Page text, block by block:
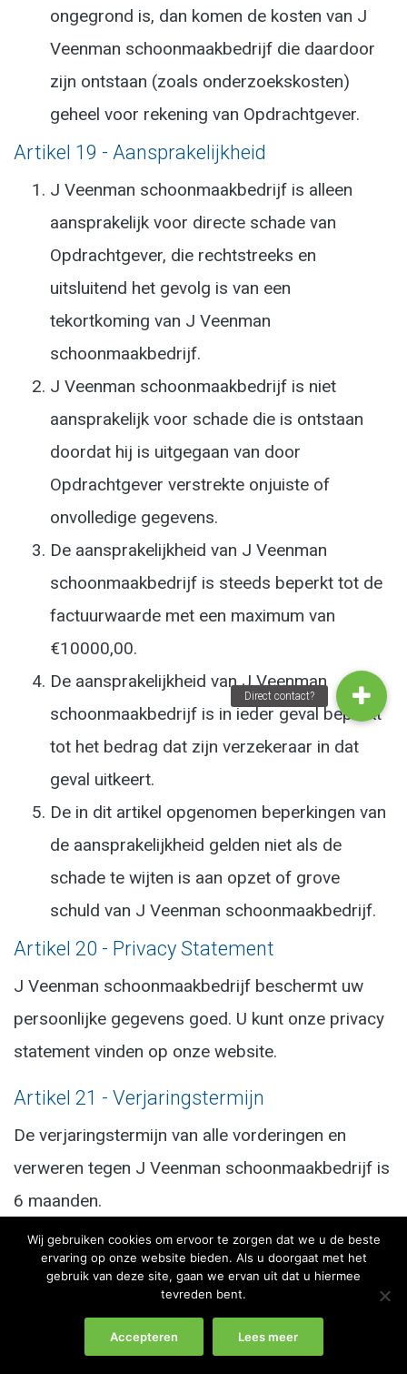
ongegrond is, dan komen de kosten van J
Veenman schoonmaakbedrijf die daardoor
zijn ontstaan (zoals onderzoekskosten)
geheel voor rekening van Opdrachtgever.
Artikel 19 - Aansprakelijkheid
J Veenman schoonmaakbedrijf is alleen
aansprakelijk voor directe schade van
Opdrachtgever, die rechtstreeks en
uitsluitend het gevolg is van een
tekortkoming van J Veenman
schoonmaakbedrijf.
J Veenman schoonmaakbedrijf is niet
aansprakelijk voor schade die is ontstaan
doordat hij is uitgegaan van door
Opdrachtgever verstrekte onjuiste of
onvolledige gegevens.
De aansprakelijkheid van J Veenman
schoonmaakbedrijf is steeds beperkt tot de
factuurwaarde met een maximum van
€10000,00.
De aansprakelijkheid van J Veenman
schoonmaakbedrijf is in ieder geval beperkt
tot het bedrag dat zijn verzekeraar in dat
geval uitkeert.
De in dit artikel opgenomen beperkingen van
de aansprakelijkheid gelden niet als de
schade te wijten is aan opzet of grove
schuld van J Veenman schoonmaakbedrijf.
Artikel 20 - Privacy Statement
J Veenman schoonmaakbedrijf beschermt uw
persoonlijke gegevens goed. U kunt onze privacy
statement vinden op onze website.
Artikel 21 - Verjaringstermijn
De verjaringstermijn van alle vorderingen en
verweren tegen J Veenman schoonmaakbedrijf is
6 maanden.
Artikel 22 - Vrijwaring
Opdrachtgever vrijwaart J Veenman
schoonmaakbedrijf voor eventuele
aanspraken van derden die schade lijden
Wij gebruiken cookies om ervoor te zorgen dat we u de beste
ervaring op onze website bieden. Als u doorgaat met het
gebruik van deze site, gaan we ervan uit dat u hiermee
tevreden bent.
Accepteren Lees meer